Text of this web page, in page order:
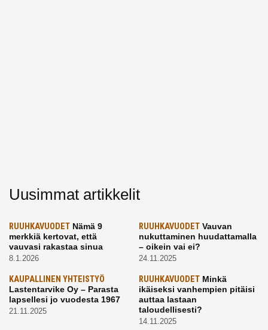
Uusimmat artikkelit
RUUHKAVUODET Nämä 9
merkkiä kertovat, että
vauvasi rakastaa sinua
8.1.2026
RUUHKAVUODETVauvan
nukuttaminen huudattamalla
– oikein vai ei?
24.11.2025
KAUPALLINEN YHTEISTYÖ
Lastentarvike Oy – Parasta
lapsellesi jo vuodesta 1967
21.11.2025
RUUHKAVUODETMinkä
ikäiseksi vanhempien pitäisi
auttaa lastaan
taloudellisesti?
14.11.2025